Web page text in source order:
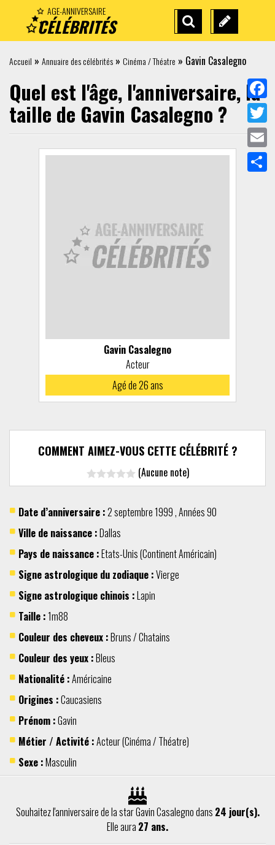
AGE-ANNIVERSAIRE
CÉLÉBRITÉS
RECHERCHE SUGGÉREZ
Accueil » Annuaire des célébrités » Cinéma / Théatre » Gavin Casalegno
Quel est l'âge, l'anniversaire, la
taille de Gavin Casalegno ?
Gavin Casalegno
Acteur
Agé de 26 ans
COMMENT AIMEZ-VOUS CETTE CÉLÉBRITÉ ?
(Aucune note)
Date d’anniversaire :2 septembre1999,Années 90
Ville de naissance :Dallas
Pays de naissance :Etats-Unis(ContinentAméricain)
Signe astrologique du zodiaque :Vierge
Signe astrologique chinois :Lapin
Taille :1m88
Couleur des cheveux :Bruns / Chatains
Couleur des yeux :Bleus
Nationalité :Américaine
Origines :Caucasiens
Prénom :Gavin
Métier / Activité :Acteur(Cinéma / Théatre)
Sexe :Masculin
Souhaitez l'anniversaire de la star Gavin Casalegno dans 24 jour(s).
Elle aura 27 ans.